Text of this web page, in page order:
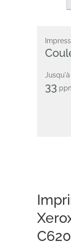
Jusqu'à
33
C620